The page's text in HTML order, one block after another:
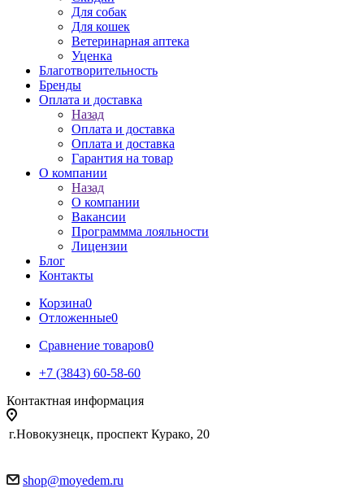
Для собак
Для кошек
Ветеринарная аптека
Уценка
Благотворительность
Бренды
Оплата и доставка
Назад
Оплата и доставка
Оплата и доставка
Гарантия на товар
О компании
Назад
О компании
Вакансии
Программма лояльности
Лицензии
Блог
Контакты
Корзина0
Отложенные0
Сравнение товаров0
+7 (3843) 60-58-60
Контактная информация
г.Новокузнецк, проспект Курако, 20
shop@moyedem.ru